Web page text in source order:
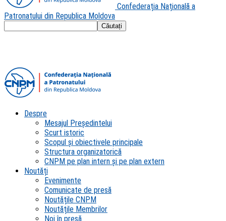
Confederația Națională a
Patronatului din Republica Moldova
Despre
Mesajul Președintelui
Scurt istoric
Scopul şi obiectivele principale
Structura organizatorică
CNPM pe plan intern şi pe plan extern
Noutăți
Evenimente
Comunicate de presă
Noutățile CNPM
Noutățile Membrilor
Noi în presă